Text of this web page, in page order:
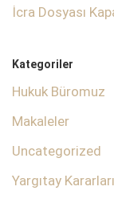
İcra Dosyası
Kategoriler
Hukuk Büromuz
Makaleler
Uncategorized
Yargıtay Kararları